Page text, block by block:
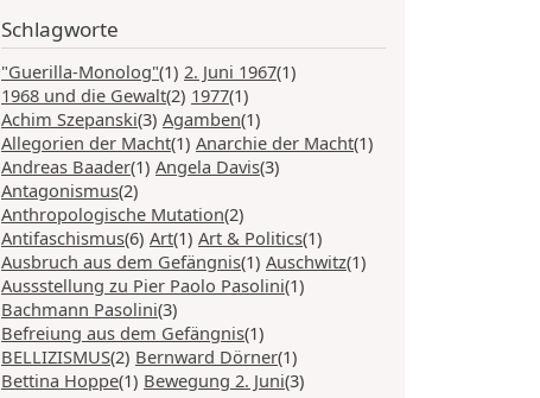
Schlagworte
"Guerilla-Monolog"(1) 2. Juni 1967(1)
1968 und die Gewalt(2) 1977(1)
Achim Szepanski(3) Agamben(1)
Allegorien der Macht(1) Anarchie der Macht(1)
Andreas Baader(1) Angela Davis(3)
Antagonismus(2)
Anthropologische Mutation(2)
Antifaschismus(6) Art(1) Art & Politics(1)
Ausbruch aus dem Gefängnis(1) Auschwitz(1)
Aussstellung zu Pier Paolo Pasolini(1)
Bachmann Pasolini(3)
Befreiung aus dem Gefängnis(1)
BELLIZISMUS(2) Bernward Dörner(1)
Bettina Hoppe(1) Bewegung 2. Juni(3)